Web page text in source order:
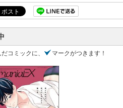
「バリタチ
に!!?
コミックに、 マークがつきます！